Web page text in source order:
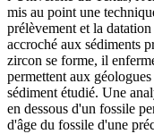
mis au point une
prélèvement et la
accroché aux sédiments
zircon se forme, il
permettent aux
sédiment étudié. Une
en dessous d'un fossile
d'âge du fossile d'une